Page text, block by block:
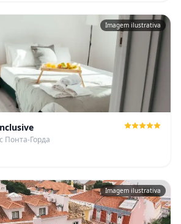
Imagem ilustrativa
Понта-Горда
Imagem ilustrativa